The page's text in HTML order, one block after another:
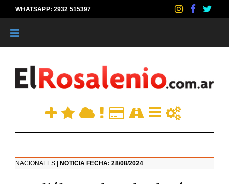
WHATSAPP: 2932 515397
NACIONALES | NOTICIA FECHA: 28/08/2024